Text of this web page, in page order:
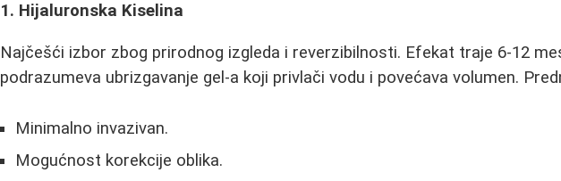
1. Hijaluronska Kiselina
Najčešći izbor zbog prirodnog izgleda i reverzibilnosti. Efekat traje 6-12
podrazumeva ubrizgavanje gel-a koji privlači vodu i povećava volumen.
Minimalno invazivan.
Mogućnost korekcije oblika.